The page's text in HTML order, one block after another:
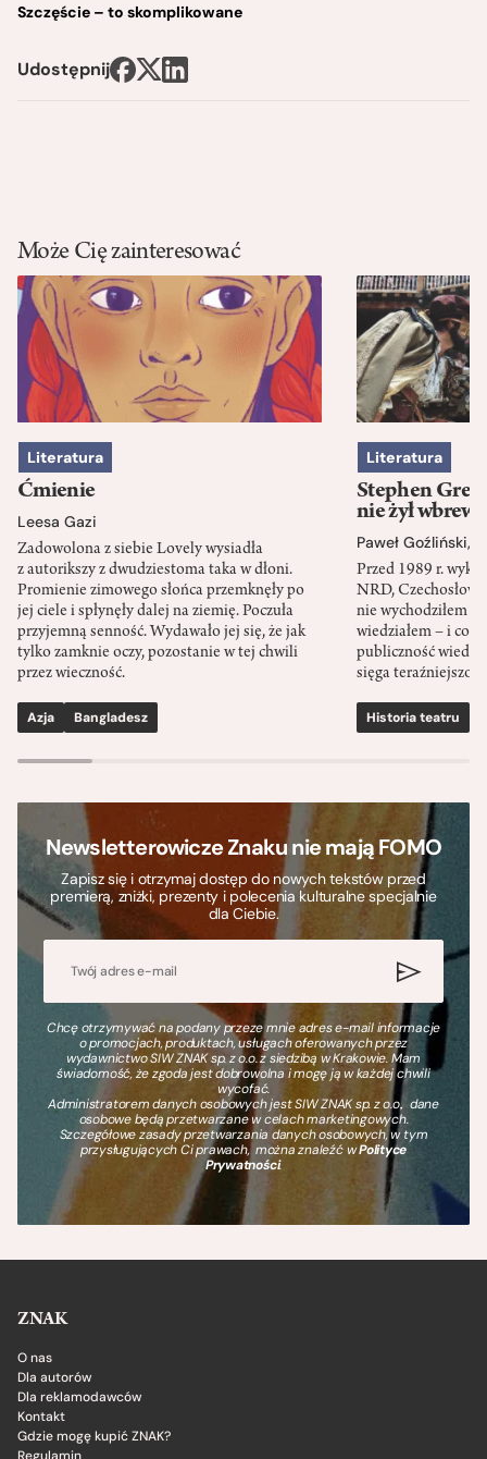
Szczęście – to skomplikowane
Udostępnij
Może Cię zainteresować
Literatura
Ćmienie
Leesa Gazi
Zadowolona z siebie Lovely wysiadła
z autorikszy z dwudziestoma taka w dłoni.
Promienie zimowego słońca przemknęły po
jej ciele i spłynęły dalej na ziemię. Poczuła
przyjemną senność. Wydawało jej się, że jak
tylko zamknie oczy, pozostanie w tej chwili
przez wieczność.
Azja Bangladesz
Literatura
Stephen
nie żył wbrew
Paweł Goźliński,
Przed 1989 r.
NRD,
nie wychodziłem
wiedziałem – i co
publiczność
sięga
Historia teatru
Newsletterowicze Znaku nie mają FOMO
Zapisz się i otrzymaj dostęp do nowych tekstów przed
premierą, zniżki, prezenty i polecenia kulturalne specjalnie
dla Ciebie.
Chcę otrzymywać na podany przeze mnie adres e-mail informacje
o promocjach, produktach, usługach oferowanych przez
wydawnictwo SIW ZNAK sp. z o.o. z siedzibą w Krakowie. Mam
świadomość, że zgoda jest dobrowolna i mogę ją w każdej chwili
wycofać.
Administratorem danych osobowych jest SIW ZNAK sp. z o.o., dane
osobowe będą przetwarzane w celach marketingowych.
Szczegółowe zasady przetwarzania danych osobowych, w tym
przysługujących Ci prawach, można znaleźć wPolityce
Prywatności.
ZNAK
O nas
Dla autorów
Dla reklamodawców
Kontakt
Gdzie mogę kupić ZNAK?
Regulamin